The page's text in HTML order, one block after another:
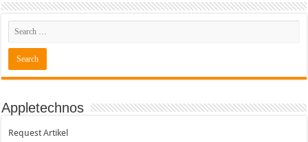
Appletechnos
Request Artikel